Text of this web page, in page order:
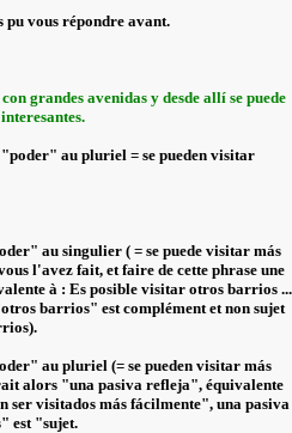
pu vous répondre avant.
grandes avenidas y desde allí se puede
au pluriel = se pueden visitar
au singulier ( = se puede visitar más
l'avez fait, et faire de cette phrase une
à : Es posible visitar otros barrios ...
barrios" est complément et non sujet
au pluriel (= se pueden visitar más
alors "una pasiva refleja", équivalente
ser visitados más fácilmente", una pasiva
est "sujet.